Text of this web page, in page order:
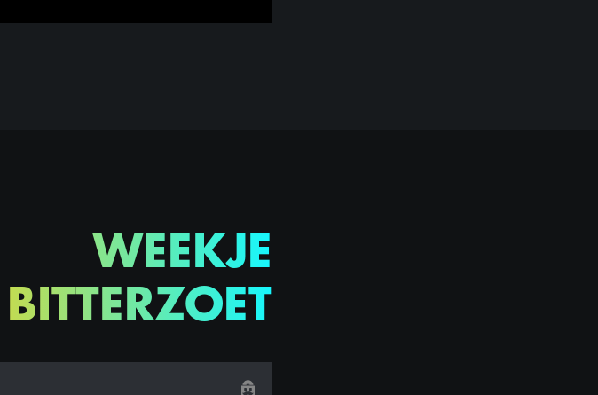
WEEKJE
BITTERZOET